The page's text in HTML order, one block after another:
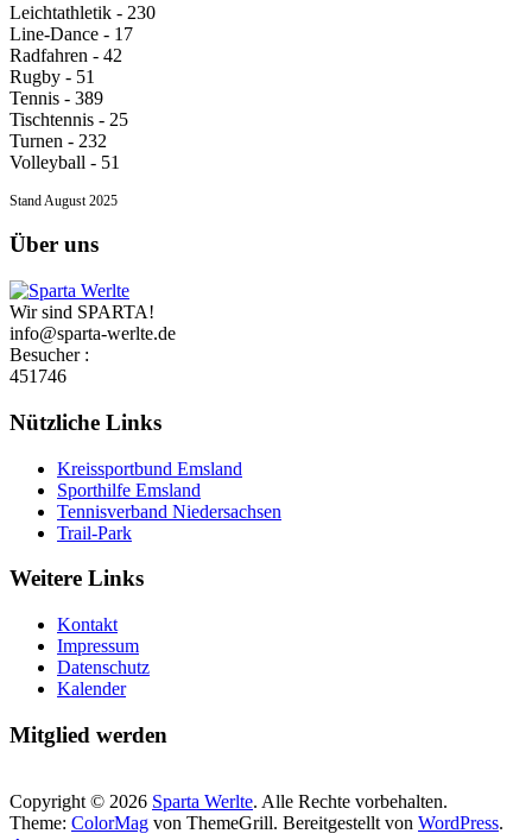
Leichtathletik - 230
Line-Dance - 17
Radfahren - 42
Rugby - 51
Tennis - 389
Tischtennis - 25
Turnen - 232
Volleyball - 51
Stand August 2025
Über uns
Wir sind SPARTA!
info@sparta-werlte.de
Besucher :
451746
Nützliche Links
Kreissportbund Emsland
Sporthilfe Emsland
Tennisverband Niedersachsen
Trail-Park
Weitere Links
Kontakt
Impressum
Datenschutz
Kalender
Mitglied werden
Copyright © 2026 Sparta Werlte. Alle Rechte vorbehalten.
Theme: ColorMag von ThemeGrill. Bereitgestellt von WordPress.